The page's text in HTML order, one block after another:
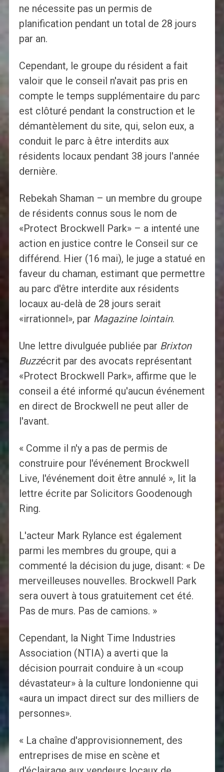
ne nécessite pas un permis de
planification pendant un total de 28 jours
par an.
Cependant, le groupe du résident a fait
valoir que le conseil n'avait pas pris en
compte le temps supplémentaire du parc
est clôturé pendant la construction et le
démantèlement du site, qui, selon eux, a
conduit le parc à être interdits aux
résidents locaux pendant 38 jours l'année
dernière.
Rebekah Shaman – un membre du groupe
de résidents connus sous le nom de
«Protect Brockwell Park» – a intenté une
action en justice contre le Conseil sur ce
différend. Hier (16 mai), le juge a statué en
faveur du chaman, estimant que permettre
au parc d'être interdite aux résidents
locaux au-delà de 28 jours serait
«irrationnel», par Magazine lointain.
Une lettre divulguée publiée par Brixton
Buzzécrit par des avocats représentant
«Protect Brockwell Park», affirme que le
conseil a été informé qu'aucun événement
en direct de Brockwell ne peut aller de
l'avant.
« Comme il n'y a pas de permis de
construire pour l'événement Brockwell
Live, l'événement doit être annulé », lit la
lettre écrite par Solicitors Goodenough
Ring.
L'acteur Mark Rylance est également
parmi les membres du groupe, qui a
commenté la décision du juge, disant: « De
merveilleuses nouvelles. Brockwell Park
sera ouvert à tous gratuitement cet été.
Pas de murs. Pas de camions. »
Cependant, la Night Time Industries
Association (NTIA) a averti que la
décision pourrait conduire à un «coup
dévastateur» à la culture londonienne qui
«aura un impact direct sur des milliers de
personnes».
« La chaîne d'approvisionnement, des
entreprises de mise en scène et